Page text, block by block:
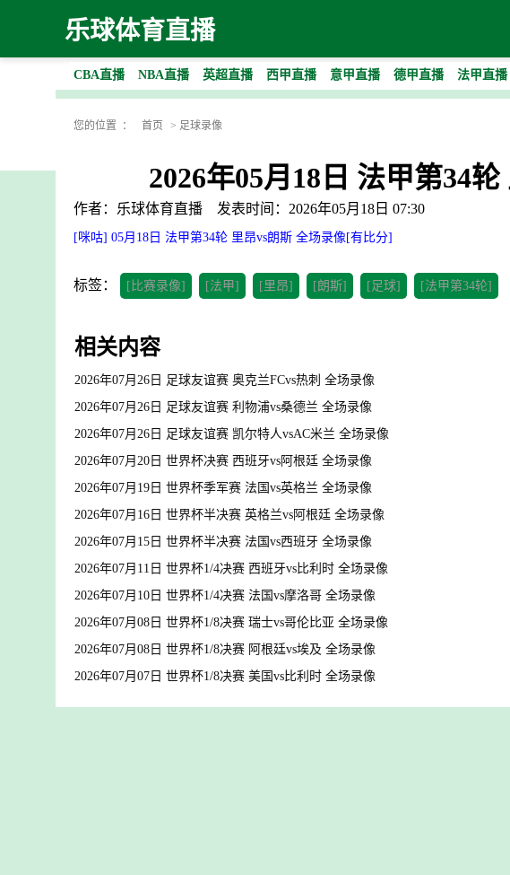
乐球体育直播
CBA直播 NBA直播 英超直播 西甲直播 意甲直播 德甲直播 法甲直播
您的位置 ： 首页 > 足球录像
2026年05月18日 法甲第34
作者：乐球体育直播 发表时间：2026年05月18日 07:30
[咪咕] 05月18日 法甲第34轮 里昂vs朗斯 全场录像[有比分]
标签： [比赛录像] [法甲] [里昂] [朗斯] [足球] [法甲第34轮]
相关内容
2026年07月26日 足球友谊赛 奥克兰FCvs热刺 全场录像
2026年07月26日 足球友谊赛 利物浦vs桑德兰 全场录像
2026年07月26日 足球友谊赛 凯尔特人vsAC米兰 全场录像
2026年07月20日 世界杯决赛 西班牙vs阿根廷 全场录像
2026年07月19日 世界杯季军赛 法国vs英格兰 全场录像
2026年07月16日 世界杯半决赛 英格兰vs阿根廷 全场录像
2026年07月15日 世界杯半决赛 法国vs西班牙 全场录像
2026年07月11日 世界杯1/4决赛 西班牙vs比利时 全场录像
2026年07月10日 世界杯1/4决赛 法国vs摩洛哥 全场录像
2026年07月08日 世界杯1/8决赛 瑞士vs哥伦比亚 全场录像
2026年07月08日 世界杯1/8决赛 阿根廷vs埃及 全场录像
2026年07月07日 世界杯1/8决赛 美国vs比利时 全场录像